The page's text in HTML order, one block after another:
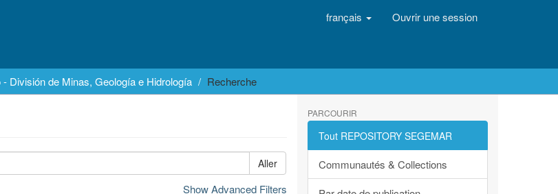
français Ouvrir une session
División de Minas, Geología e Hidrología Recherche
Aller
Show Advanced Filters
PARCOURIR
Tout REPOSITORY SEGEMAR
Communautés & Collections